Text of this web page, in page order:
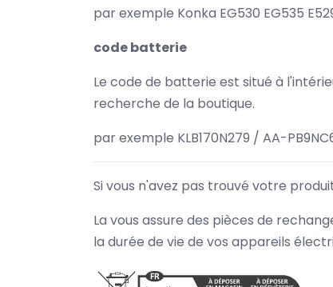
par exemple Konka EG530 EG535
code batterie
Le code de batterie est situé à
recherche de la boutique.
par exemple KLB170N279 / AA-
Si vous n'avez pas trouvé votre
La vous assure des pièces de
la durée de vie de vos appareils